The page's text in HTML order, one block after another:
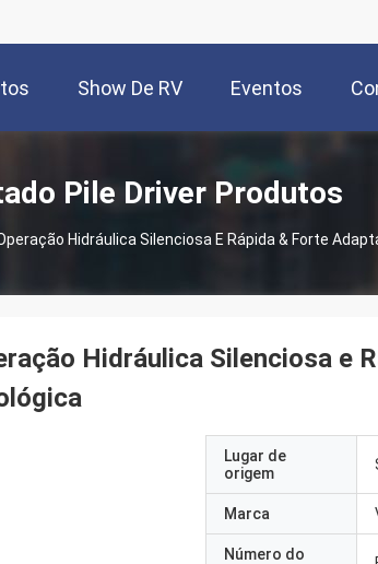
Show De RV Eventos
Pile Driver Produtos
Hidráulica Silenciosa E Rápida & Forte
Hidráulica Silenciosa e
Lugar de
origem
Marca
Número do